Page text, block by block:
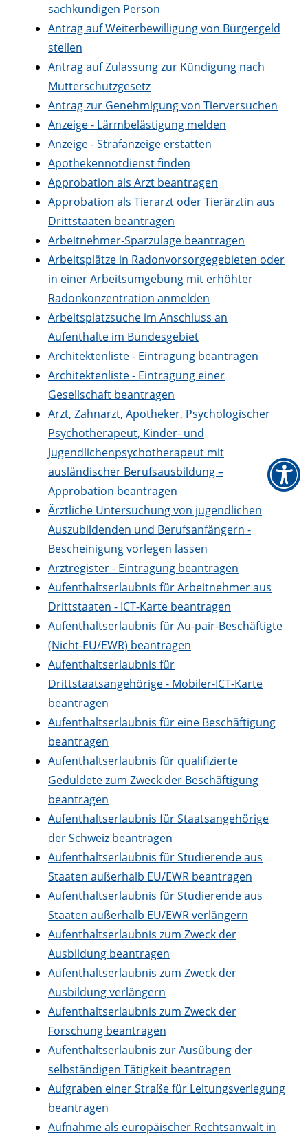
sachkundigen Person
Antrag auf Weiterbewilligung von Bürgergeld
stellen
Antrag auf Zulassung zur Kündigung nach
Mutterschutzgesetz
Antrag zur Genehmigung von Tierversuchen
Anzeige - Lärmbelästigung melden
Anzeige - Strafanzeige erstatten
Apothekennotdienst finden
Approbation als Arzt beantragen
Approbation als Tierarzt oder Tierärztin aus
Drittstaaten beantragen
Arbeitnehmer-Sparzulage beantragen
Arbeitsplätze in Radonvorsorgegebieten oder
in einer Arbeitsumgebung mit erhöhter
Radonkonzentration anmelden
Arbeitsplatzsuche im Anschluss an
Aufenthalte im Bundesgebiet
Architektenliste - Eintragung beantragen
Architektenliste - Eintragung einer
Gesellschaft beantragen
Arzt, Zahnarzt, Apotheker, Psychologischer
Psychotherapeut, Kinder- und
Jugendlichenpsychotherapeut mit
ausländischer Berufsausbildung –
Approbation beantragen
Ärztliche Untersuchung von jugendlichen
Auszubildenden und Berufsanfängern -
Bescheinigung vorlegen lassen
Arztregister - Eintragung beantragen
Aufenthaltserlaubnis für Arbeitnehmer aus
Drittstaaten - ICT-Karte beantragen
Aufenthaltserlaubnis für Au-pair-Beschäftigte
(Nicht-EU/EWR) beantragen
Aufenthaltserlaubnis für
Drittstaatsangehörige - Mobiler-ICT-Karte
beantragen
Aufenthaltserlaubnis für eine Beschäftigung
beantragen
Aufenthaltserlaubnis für qualifizierte
Geduldete zum Zweck der Beschäftigung
beantragen
Aufenthaltserlaubnis für Staatsangehörige
der Schweiz beantragen
Aufenthaltserlaubnis für Studierende aus
Staaten außerhalb EU/EWR beantragen
Aufenthaltserlaubnis für Studierende aus
Staaten außerhalb EU/EWR verlängern
Aufenthaltserlaubnis zum Zweck der
Ausbildung beantragen
Aufenthaltserlaubnis zum Zweck der
Ausbildung verlängern
Aufenthaltserlaubnis zum Zweck der
Forschung beantragen
Aufenthaltserlaubnis zur Ausübung der
selbständigen Tätigkeit beantragen
Aufgraben einer Straße für Leitungsverlegung
beantragen
Aufnahme als europäischer Rechtsanwalt in